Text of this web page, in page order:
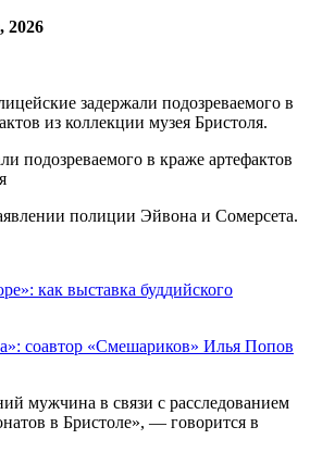
2026
задержали подозреваемого в
из коллекции музея Бристоля.
полиции Эйвона и Сомерсета.
как выставка буддийского
соавтор «Смешариков» Илья Попов
мужчина в связи с расследованием
в Бристоле», — говорится в